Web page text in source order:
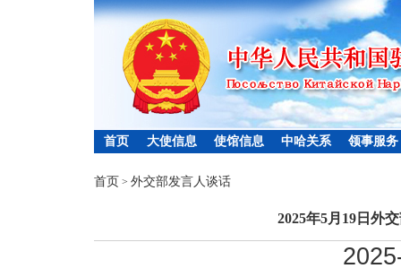
首页 大使信息 使馆信息 中哈关系 领事服务
首页 > 外交部发言人谈话
2025年5月19日外